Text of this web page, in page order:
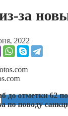
за
2022
до отметки 62
по поводу